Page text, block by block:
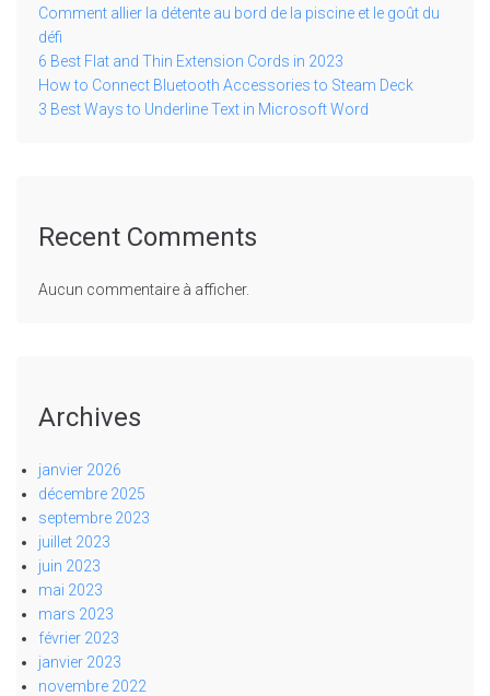
Comment allier la détente au bord de la piscine et le goût du
défi
6 Best Flat and Thin Extension Cords in 2023
How to Connect Bluetooth Accessories to Steam Deck
3 Best Ways to Underline Text in Microsoft Word
Recent Comments
Aucun commentaire à afficher.
Archives
janvier 2026
décembre 2025
septembre 2023
juillet 2023
juin 2023
mai 2023
mars 2023
février 2023
janvier 2023
novembre 2022